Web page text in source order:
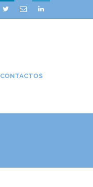
  
CONTACTOS